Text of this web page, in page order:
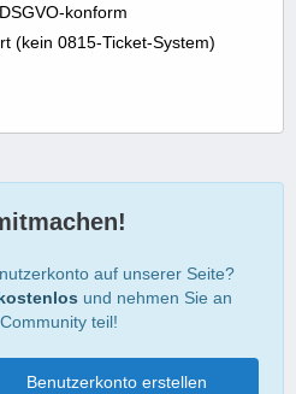
konform
(kein 0815-Ticket-System)
auf unserer Seite?
und nehmen Sie an
teil!
Benutzerkonto erstellen